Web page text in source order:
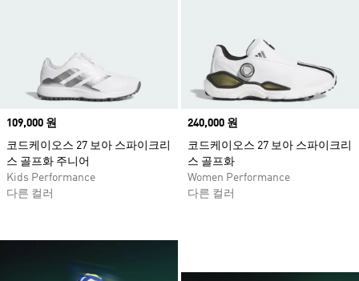
Price
109,000 원
코드케이오스 27 보아 스파이크리
스 골프화 주니어
Kids Performance
다른 컬러
Price
240,000 원
코드케이오스 27 보아 스파이크리
스 골프화
Women Performance
다른 컬러